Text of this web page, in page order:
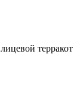
терракот